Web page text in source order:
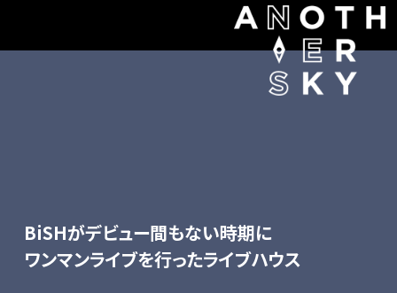
BiSHがデビュー間もない時期に
ワンマンライブを行ったライブハウス